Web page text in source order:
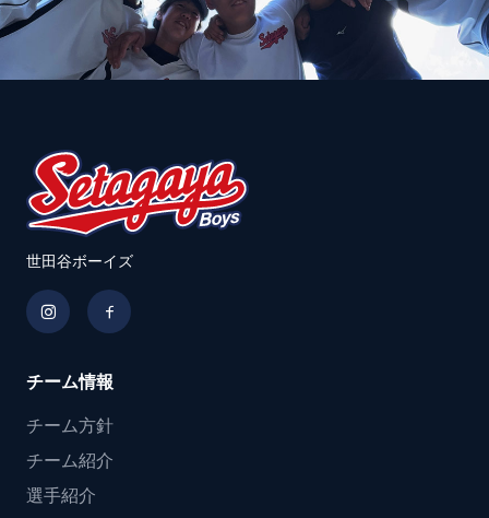
世田谷ボーイズ
チーム情報
チーム方針
チーム紹介
選手紹介